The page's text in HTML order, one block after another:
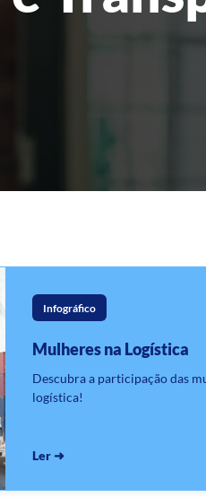
Infográfico
Mulheres na Logística
Descubra a participação das
logística!
Ler ➜